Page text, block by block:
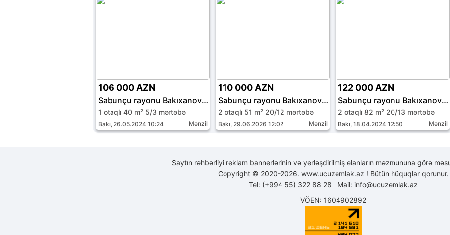
106 000 AZN
Sabunçu rayonu Bakıxanov qəs.
1 otaqlı 40 m² 5/3 mərtəbə
Bakı, 26.05.2024 10:24 Mənzil
110 000 AZN
Sabunçu rayonu Bakıxanov qəs.
2 otaqlı 51 m² 20/12 mərtəbə
Bakı, 29.06.2026 12:02 Mənzil
122 000 AZN
Sabunçu rayonu Bakıxanov qəs.
2 otaqlı 82 m² 20/13 mərtəbə
Bakı, 18.04.2024 12:50 Mənzil
Saytın rəhbərliyi reklam bannerlərinin və yerləşdirilmiş elanların məzmununa görə
Copyright © 2020-2026. www.ucuzemlak.az ! Bütün hüquqlar qorunur.
Tel: (+994 55) 322 88 28 Mail: info@ucuzemlak.az
VÖEN: 1604902892